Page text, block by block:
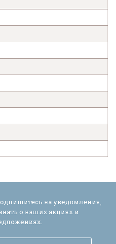
на уведомления,
о наших акциях и